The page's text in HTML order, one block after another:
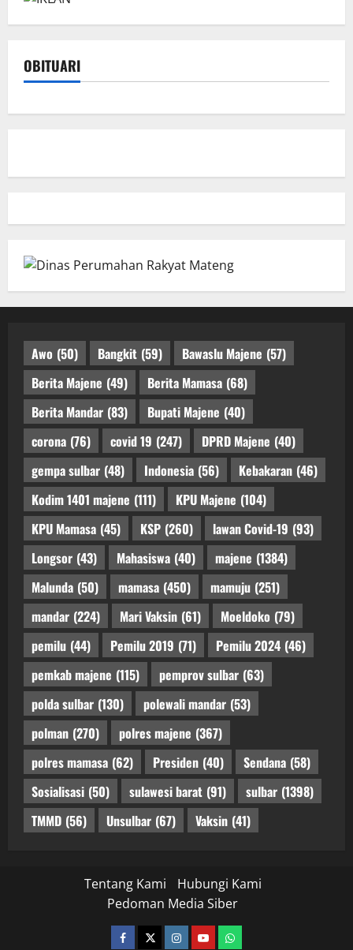
OBITUARI
Awo (50) Bangkit (59) Bawaslu Majene (57)
Berita Majene (49) Berita Mamasa (68)
Berita Mandar (83) Bupati Majene (40)
corona (76) covid 19 (247) DPRD Majene (40)
gempa sulbar (48) Indonesia (56) Kebakaran (46)
Kodim 1401 majene (111) KPU Majene (104)
KPU Mamasa (45) KSP (260) lawan Covid-19 (93)
Longsor (43) Mahasiswa (40) majene (1384)
Malunda (50) mamasa (450) mamuju (251)
mandar (224) Mari Vaksin (61) Moeldoko (79)
pemilu (44) Pemilu 2019 (71) Pemilu 2024 (46)
pemkab majene (115) pemprov sulbar (63)
polda sulbar (130) polewali mandar (53)
polman (270) polres majene (367)
polres mamasa (62) Presiden (40) Sendana (58)
Sosialisasi (50) sulawesi barat (91) sulbar (1398)
TMMD (56) Unsulbar (67) Vaksin (41)
Tentang Kami
Hubungi Kami
Pedoman Media Siber
facebooktwitterinstagram.com
youtubewhatsapp